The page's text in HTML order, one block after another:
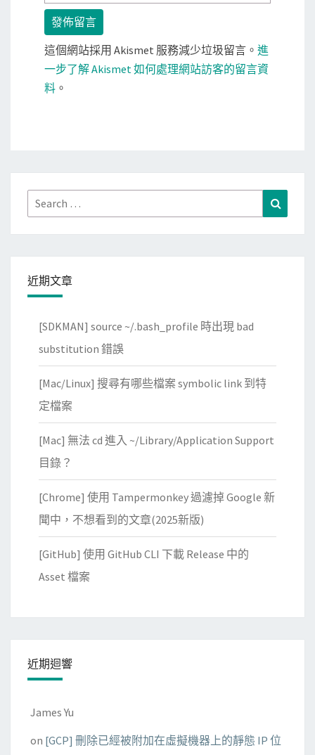
這個網站採用 Akismet 服務減少垃圾留言。 進
一步了解 Akismet 如何處理網站訪客的留言資
料 。
Search
for:
近期文章
[SDKMAN] source ~/.bash_profile 時出現 bad
substitution 錯誤
[Mac/Linux] 搜尋有哪些檔案 symbolic link 到特
定檔案
[Mac] 無法 cd 進入 ~/Library/Application Support
目錄？
[Chrome] 使用 Tampermonkey 過濾掉 Google 新
聞中，不想看到的文章(2025新版)
[GitHub] 使用 GitHub CLI 下載 Release 中的
Asset 檔案
近期迴響
James Yu
on [GCP] 刪除已經被附加在虛擬機器上的靜態 IP 位